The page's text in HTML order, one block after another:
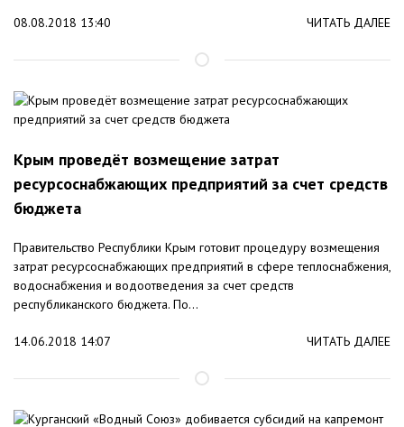
08.08.2018 13:40 ЧИТАТЬ ДАЛЕЕ
Крым проведёт возмещение затрат
ресурсоснабжающих предприятий за счет средств
бюджета
Правительство Республики Крым готовит процедуру возмещения
затрат ресурсоснабжающих предприятий в сфере теплоснабжения,
водоснабжения и водоотведения за счет средств
республиканского бюджета. По...
14.06.2018 14:07 ЧИТАТЬ ДАЛЕЕ